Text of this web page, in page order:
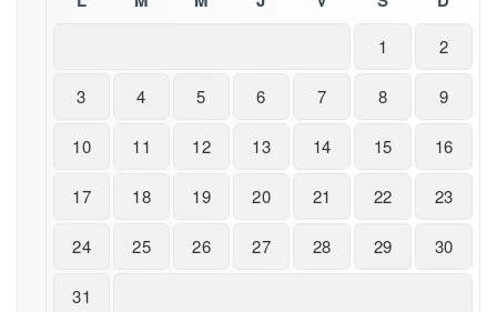
1 2
3 4 5 6 7 8 9
10 11 12 13 14 15 16
17 18 19 20 21 22 23
24 25 26 27 28 29 30
31